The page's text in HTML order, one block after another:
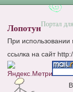
ЛопотунПортал
При использовании
ссылка на сайт